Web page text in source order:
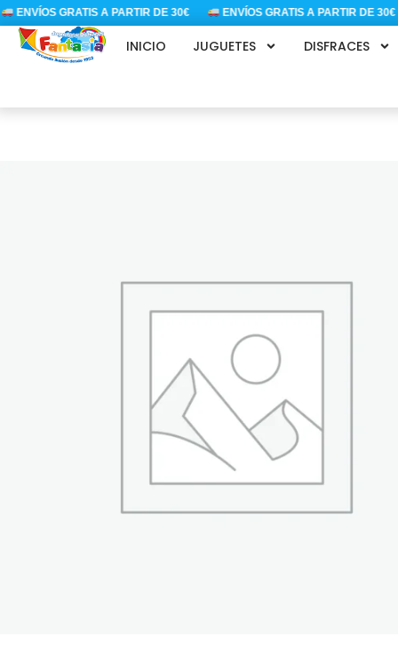
Ir
contenido
ENVÍOS GRATIS A PARTIR DE 30€ ENVÍOS GRATIS A PARTIR DE 30€
INICIO JUGUETES DISFRACES